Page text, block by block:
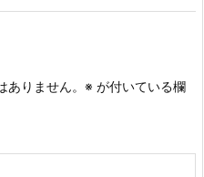
りません。 ※ が付いている欄